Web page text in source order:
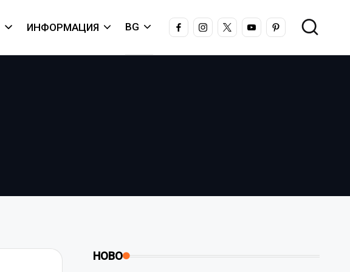
ИНФОРМАЦИЯ BG FACEBOOKINSTAGRAM
X YOUTUBEPINTEREST
НОВО